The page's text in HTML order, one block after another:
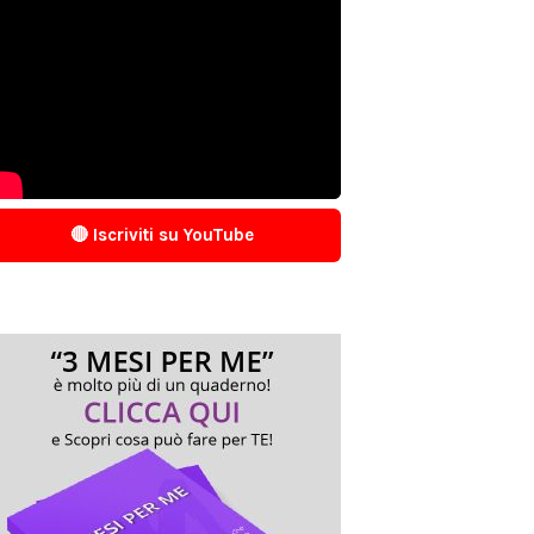
🔴 Iscriviti su YouTube